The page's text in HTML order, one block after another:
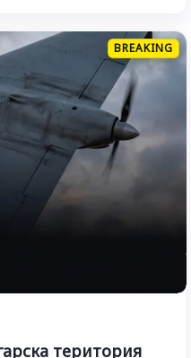
BREAKING
територия